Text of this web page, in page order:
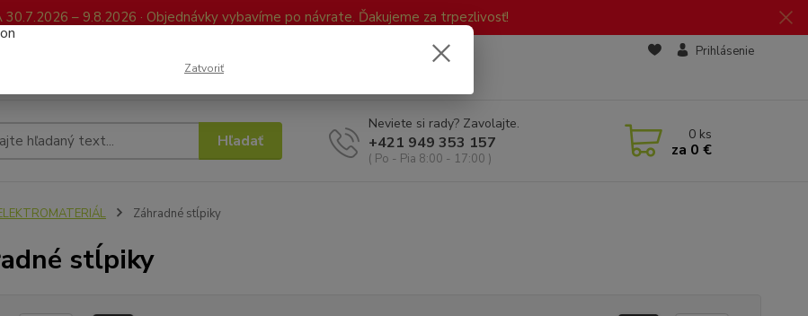
– 9.8.2026 · Objednávky vybavíme po návrate. Ďakujeme za trpezlivosť!
Prihlásenie
Hľadať
Neviete si rady? Zavolajte.
+421 949 353 157
( Po - Pia 8:00 - 17:00 )
0 ks
za 0 €
Záhradné stĺpiky
stĺpiky
Zatvoriť